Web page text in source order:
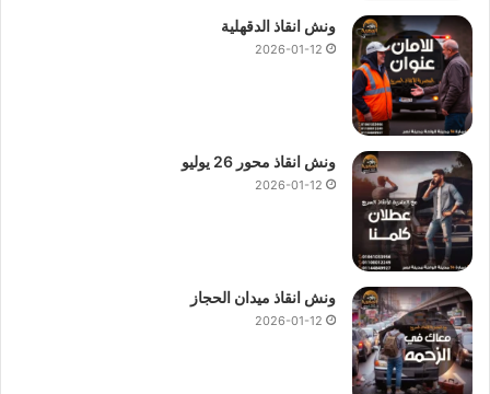
ونش انقاذ الدقهلية
2026-01-12
ونش انقاذ محور 26 يوليو
2026-01-12
ونش انقاذ ميدان الحجاز
2026-01-12